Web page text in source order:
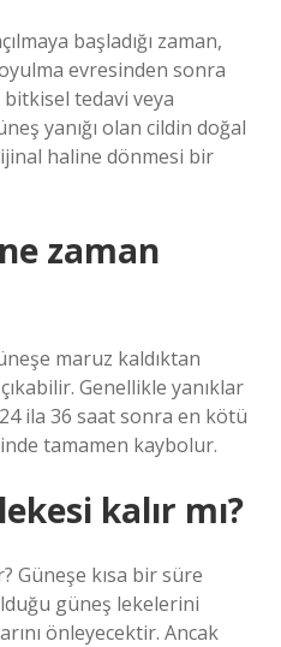
başladığı zaman,
evresinden sonra
tedavi veya
yanığı olan cildin doğal
haline dönmesi bir
zaman
maruz kaldıktan
Genellikle yanıklar
ila 36 saat sonra en kötü
tamamen kaybolur.
kalır mı?
Güneşe kısa bir süre
güneş lekelerini
önleyecektir. Ancak